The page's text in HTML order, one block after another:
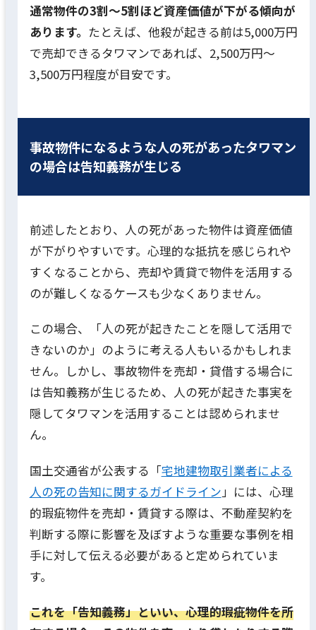
通常物件の3割〜5割ほど資産価値が下がる傾向が
あります。 たとえば、他殺が起きる前は5,000万円
で売却できるタワマンであれば、2,500万円〜
3,500万円程度が目安です。
事故物件になるような人の死があったタワマン
の場合は告知義務が生じる
前述したとおり、人の死があった物件は資産価値
が下がりやすいです。心理的な抵抗を感じられや
すくなることから、売却や賃貸で物件を活用する
のが難しくなるケースも少なくありません。
この場合、「人の死が起きたことを隠して活用で
きないのか」のように考える人もいるかもしれま
せん。
しかし、事故物件を売却・貸借する場合に
は告知義務が生じるため、人の死が起きた事実を
隠してタワマンを活用することは認められませ
ん。
国土交通省が公表する「宅地建物取引業者による
人の死の告知に関するガイドライン 」には、心理
的瑕疵物件を売却・賃貸する際は、不動産契約を
判断する際に影響を及ぼすような重要な事例を相
手に対して伝える必要があると定められていま
す。
これを「告知義務」といい、心理的瑕疵物件を所